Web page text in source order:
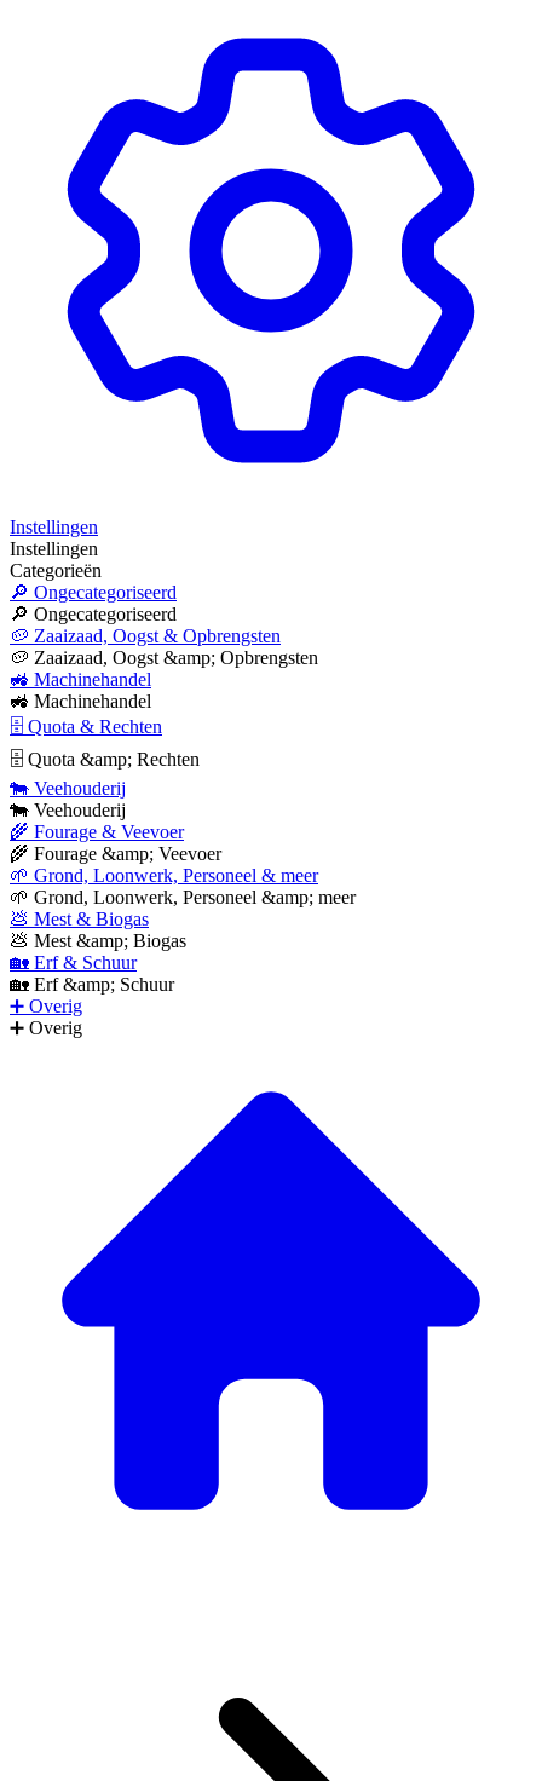
Instellingen
Instellingen
Categorieën
🔎 Ongecategoriseerd
🔎 Ongecategoriseerd
🥔 Zaaizaad, Oogst & Opbrengsten
🥔 Zaaizaad, Oogst &amp; Opbrengsten
🚜 Machinehandel
🚜 Machinehandel
🗄 Quota & Rechten
🗄 Quota &amp; Rechten
🐄 Veehouderij
🐄 Veehouderij
🌾 Fourage & Veevoer
🌾 Fourage &amp; Veevoer
🌱 Grond, Loonwerk, Personeel & meer
🌱 Grond, Loonwerk, Personeel &amp; meer
💩 Mest & Biogas
💩 Mest &amp; Biogas
🏡 Erf & Schuur
🏡 Erf &amp; Schuur
➕ Overig
➕ Overig